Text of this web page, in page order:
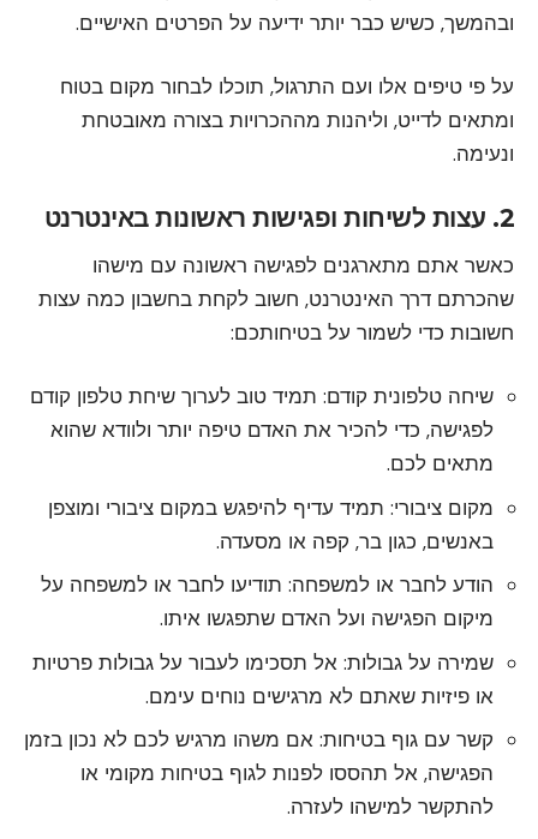
ובהמשך, כשיש כבר יותר ידיעה על הפרטים האישיים.
על פי טיפים אלו ועם התרגול, תוכלו לבחור מקום בטוח
ומתאים לדייט, וליהנות מההכרויות בצורה מאובטחת
ונעימה.
2. עצות לשיחות ופגישות ראשונות באינטרנט
כאשר אתם מתארגנים לפגישה ראשונה עם מישהו
שהכרתם דרך האינטרנט, חשוב לקחת בחשבון כמה עצות
חשובות כדי לשמור על בטיחותכם:
שיחה טלפונית קודם: תמיד טוב לערוך שיחת טלפון קודם
לפגישה, כדי להכיר את האדם טיפה יותר ולוודא שהוא
מתאים לכם.
מקום ציבורי: תמיד עדיף להיפגש במקום ציבורי ומוצפן
באנשים, כגון בר, קפה או מסעדה.
הודע לחבר או למשפחה: תודיעו לחבר או למשפחה על
מיקום הפגישה ועל האדם שתפגשו איתו.
שמירה על גבולות: אל תסכימו לעבור על גבולות פרטיות
או פיזיות שאתם לא מרגישים נוחים עימם.
קשר עם גוף בטיחות: אם משהו מרגיש לכם לא נכון בזמן
הפגישה, אל תהססו לפנות לגוף בטיחות מקומי או
להתקשר למישהו לעזרה.